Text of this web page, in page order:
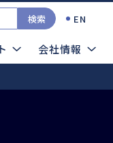
検索 EN
会社情報